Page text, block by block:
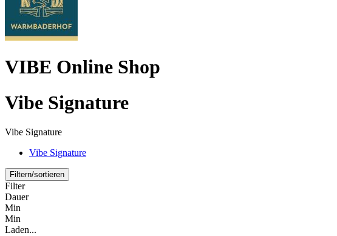
VIBE Online Shop
Vibe Signature
Vibe Signature
Vibe Signature
Filtern/sortieren
Filter
Dauer
Min
Min
Laden...